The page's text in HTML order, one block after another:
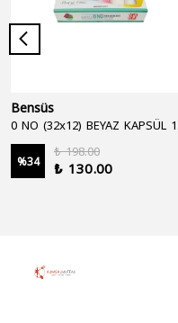
Bensüs
%34
₺ 198.00
₺ 130.00